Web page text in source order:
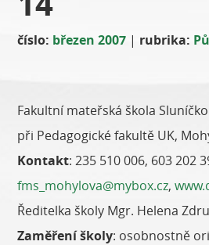
číslo: březen 2007 | rubrika:
Fakultní mateřská škola
při Pedagogické fakultě UK,
Kontakt: 235 510 006, 603 202
fms_mohylova@mybox.cz,
Ředitelka školy Mgr. Helena
Zaměření školy: osobnostně